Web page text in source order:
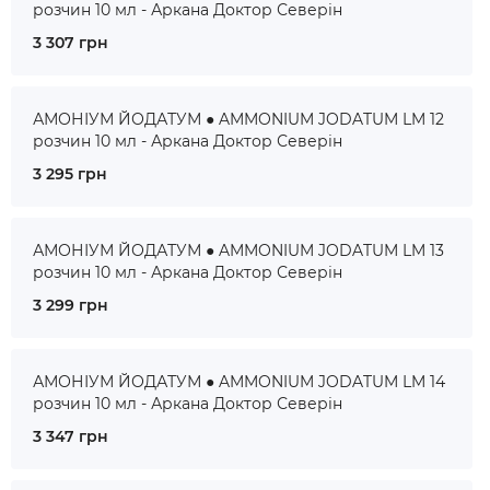
розчин 10 мл - Аркана Доктор Северін
3 307 грн
АМОНІУМ ЙОДАТУМ ● AMMONIUM JODATUM LM 12
розчин 10 мл - Аркана Доктор Северін
3 295 грн
АМОНІУМ ЙОДАТУМ ● AMMONIUM JODATUM LM 13
розчин 10 мл - Аркана Доктор Северін
3 299 грн
АМОНІУМ ЙОДАТУМ ● AMMONIUM JODATUM LM 14
розчин 10 мл - Аркана Доктор Северін
3 347 грн